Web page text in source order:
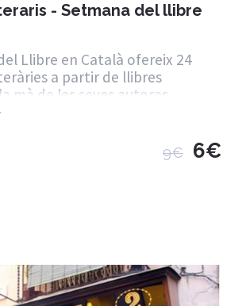
- Setmana del llibre
Llibre en Català ofereix 24
a partir de llibres
mà de les seves autores.
9€ 6€